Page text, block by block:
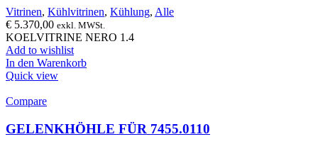
Vitrinen, Kühlvitrinen, Kühlung, Alle
€ 5.370,00 exkl. MWSt.
KOELVITRINE NERO 1.4
Add to wishlist
In den Warenkorb
Quick view
Compare
GELENKHÖHLE FÜR 7455.0110